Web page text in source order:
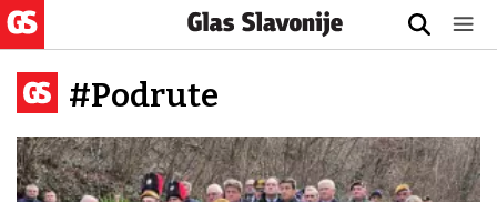
#Podrute